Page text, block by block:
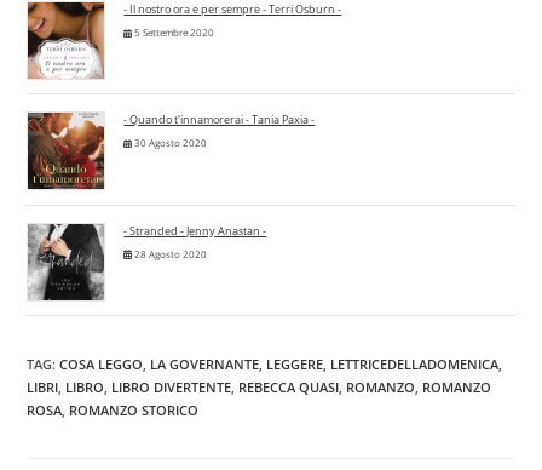
- Il nostro ora e per sempre - Terri Osburn -
5 Settembre 2020
- Quando t'innamorerai - Tania Paxia -
30 Agosto 2020
- Stranded - Jenny Anastan -
28 Agosto 2020
TAG:COSA LEGGO LA GOVERNANTE LEGGERE LETTRICEDELLADOMENICA
LIBRI LIBRO LIBRO DIVERTENTE REBECCA QUASI ROMANZO ROMANZO
ROSA ROMANZO STORICO